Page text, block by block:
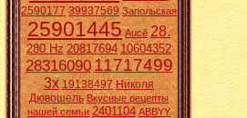
2590177 39937569 Запольская
25901445 Aucē 28.
280 Hz 20817694 10604352
2831609011717499
3x 19138497 Николя
Дювошель Вкусные рецепты
нашей семьи 2401104 ABBYY